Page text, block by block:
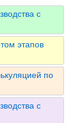
с
этапов
по
с